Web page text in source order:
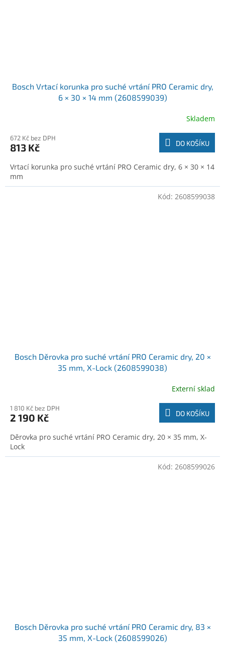
Bosch Vrtací korunka pro suché vrtání PRO Ceramic dry,
6 × 30 × 14 mm (2608599039)
Skladem
672 Kč bez DPH
813 Kč DO KOŠÍKU
Vrtací korunka pro suché vrtání PRO Ceramic dry, 6 × 30 × 14
mm
Bosch Děrovka pro suché vrtání PRO Ceramic dry, 20 ×
35 mm, X-Lock (2608599038)
Externí sklad
1 810 Kč bez DPH
2 190 Kč DO KOŠÍKU
Děrovka pro suché vrtání PRO Ceramic dry, 20 × 35 mm, X-
Lock
Kód: 2608599038
Bosch Děrovka pro suché vrtání PRO Ceramic dry, 83 ×
35 mm, X-Lock (2608599026)
Kód: 2608599026